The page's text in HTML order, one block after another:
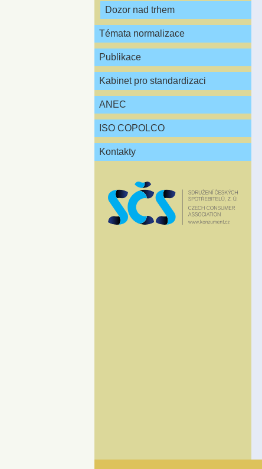
Dozor nad trhem
Témata normalizace
Publikace
Kabinet pro standardizaci
ANEC
ISO COPOLCO
Kontakty